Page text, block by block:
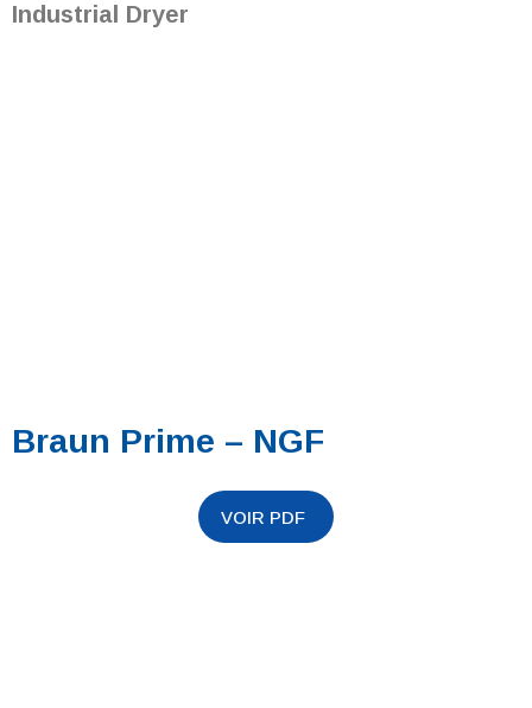
Industrial Dryer
Braun Prime – NGF